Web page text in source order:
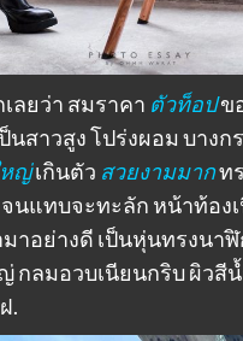
ลยว่า สมราคา ตัวท็อปข
นสาวสูง โปร่งผอม บางก
ญ่เกินตัว สวยงามมากท
นแทบจะทะลัก หน้าท้อง
มาอย่างดี เป็นหุ่นทรงนา
กลมอวบเนียนกริบ ผิวสี
.